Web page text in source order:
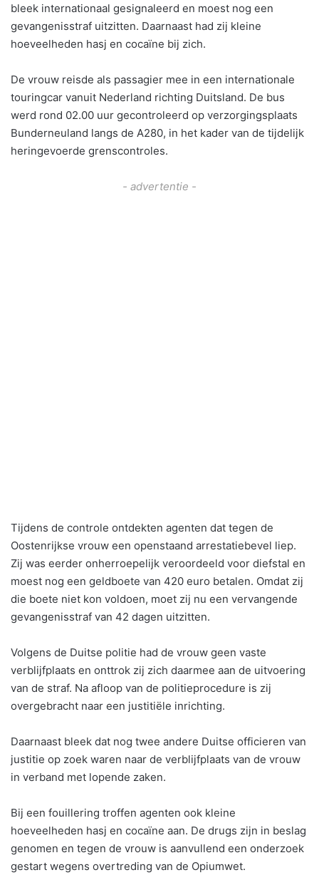
bleek internationaal gesignaleerd en moest nog een
gevangenisstraf uitzitten. Daarnaast had zij kleine
hoeveelheden hasj en cocaïne bij zich.
De vrouw reisde als passagier mee in een internationale
touringcar vanuit Nederland richting Duitsland. De bus
werd rond 02.00 uur gecontroleerd op verzorgingsplaats
Bunderneuland langs de A280, in het kader van de tijdelijk
heringevoerde grenscontroles.
- advertentie -
Tijdens de controle ontdekten agenten dat tegen de
Oostenrijkse vrouw een openstaand arrestatiebevel liep.
Zij was eerder onherroepelijk veroordeeld voor diefstal en
moest nog een geldboete van 420 euro betalen. Omdat zij
die boete niet kon voldoen, moet zij nu een vervangende
gevangenisstraf van 42 dagen uitzitten.
Volgens de Duitse politie had de vrouw geen vaste
verblijfplaats en onttrok zij zich daarmee aan de uitvoering
van de straf. Na afloop van de politieprocedure is zij
overgebracht naar een justitiële inrichting.
Daarnaast bleek dat nog twee andere Duitse officieren van
justitie op zoek waren naar de verblijfplaats van de vrouw
in verband met lopende zaken.
Bij een fouillering troffen agenten ook kleine
hoeveelheden hasj en cocaïne aan. De drugs zijn in beslag
genomen en tegen de vrouw is aanvullend een onderzoek
gestart wegens overtreding van de Opiumwet.